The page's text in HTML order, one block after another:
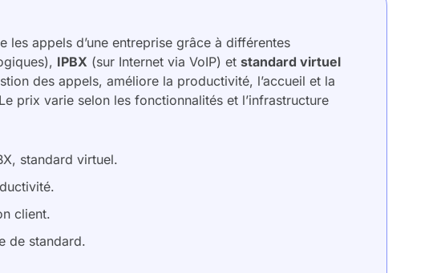
appels d’une entreprise grâce à différentes
IPBX (sur Internet via VoIP) et standard virtuel
des appels, améliore la productivité, l’accueil et la
prix varie selon les fonctionnalités et l’infrastructure
standard virtuel.
client.
de standard.